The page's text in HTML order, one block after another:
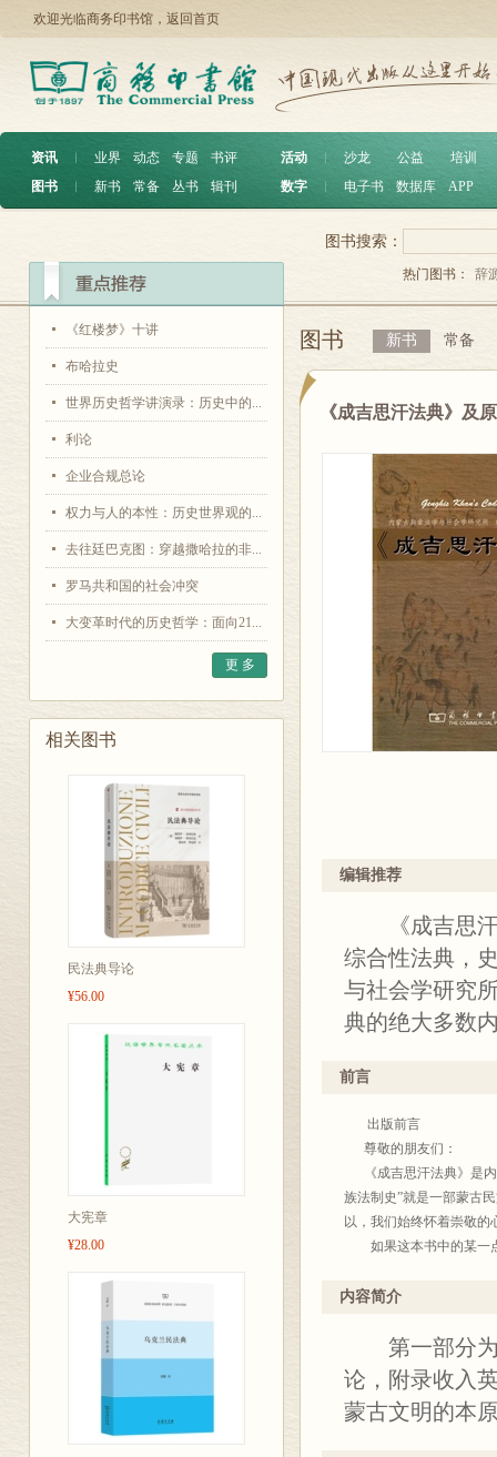
欢迎光临商务印书馆， 返回首页
资讯 ︱ 业界 动态 专题
书评
图书
︱ 新书 常备 丛书 辑刊
活动 沙龙 公益
培训
数字
电子书 数据库 APP
《红楼梦》十讲
布哈拉史
世界历史哲学讲演录：历史中的...
利论
企业合规总论
权力与人的本性：历史世界观的...
去往廷巴克图：穿越撒哈拉的非...
罗马共和国的社会冲突
大变革时代的历史哲学：面向21...
更 多
相关图书
民法典导论
¥56.00
大宪章
¥28.00
图书搜索：
热门图书： 辞
图书 新书 常备
《成吉思汗法典》及
编辑推荐
《成吉思汗
综合性法典，
与社会学研究
典的绝大多数
前言
出版前言
尊敬的朋友们：
《成吉思汗法典》是内
族法制史”就是一部蒙古
以，我们始终怀着崇敬
如果这本书中的某一点
交流。
的平常心来看待我们的研
这里冒昧地借用孟德斯
要读一会儿就进行论断
在著作的意图里才能很好
内容简介
第一部分为
论，附录收入
蒙古文明的本